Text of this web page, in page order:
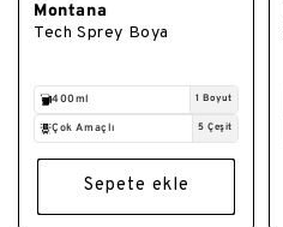
Satıcı:
Montana
Tech Sprey Boya
400ml 1 Boyut
Çok Amaçlı 5 Çeşit
Sepete ekle